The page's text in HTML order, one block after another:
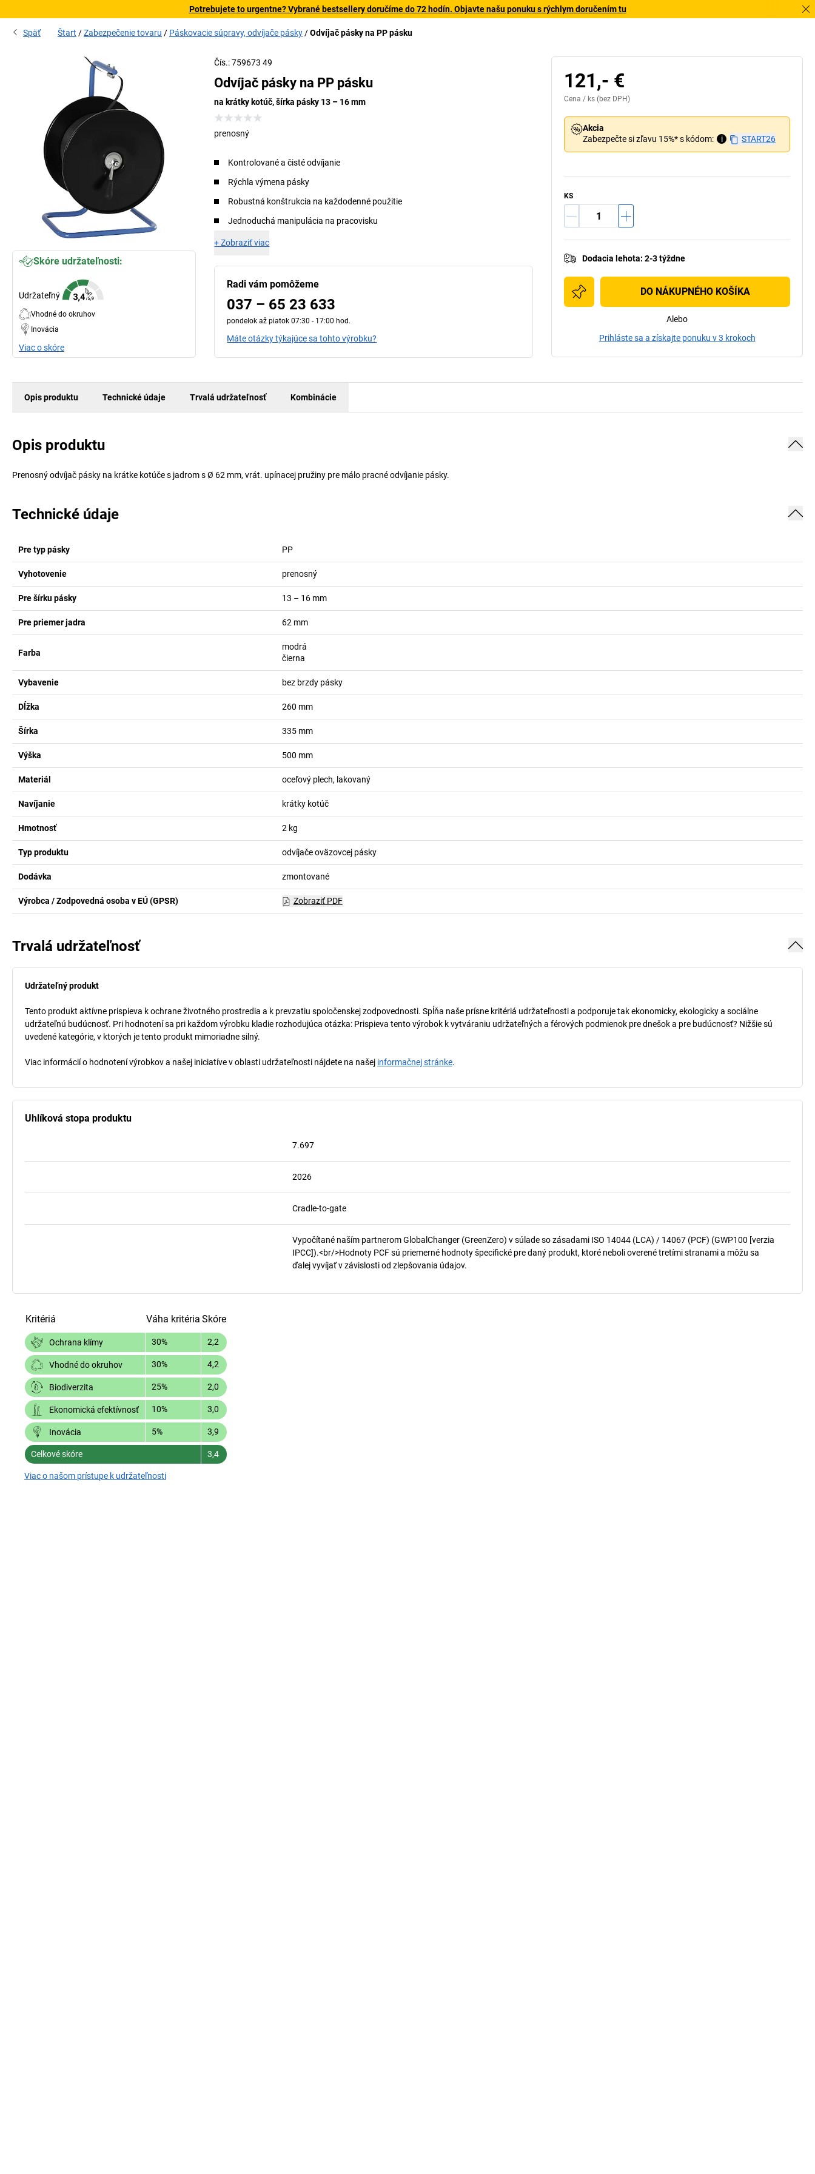
Potrebujete to urgentne? Vybrané bestsellery doručíme do 72 hodín. Objavte našu ponuku s rýchlym doručením tu
Späť Štart Zabezpečenie tovaru Páskovacie súpravy, odvíjače pásky Odvíjač pásky na PP pásku
Skóre udržateľnosti:
Udržateľný
Vhodné do okruhov
Inovácia
Viac o skóre
Čís.: 759673 49
Odvíjač pásky na PP pásku
na krátky kotúč, šírka pásky 13 – 16 mm
prenosný
Kontrolované a čisté odvíjanie
Rýchla výmena pásky
Robustná konštrukcia na každodenné použitie
Jednoduchá manipulácia na pracovisku
+Zobraziť viac
Radi vám pomôžeme
037 – 65 23 633
pondelok až piatok 07:30 - 17:00 hod.
Máte otázky týkajúce sa tohto výrobku?
121,- €
Cena / ks (bez DPH)
Akcia
Zabezpečte si zľavu 15%* s kódom:
i START26
KS
Dodacia lehota:2-3 týždne
DO NÁKUPNÉHO KOŠÍKA
Alebo
Prihláste sa a získajte ponuku v 3 krokoch
Opis produktu Technické údaje Trvalá udržateľnosť Kombinácie
Opis produktu
Prenosný odvíjač pásky na krátke kotúče s jadrom s Ø 62 mm, vrát. upínacej pružiny pre málo pracné odvíjanie pásky.
Technické údaje
Pre typ pásky PP
Vyhotovenie prenosný
Pre šírku pásky 13 – 16 mm
Pre priemer jadra 62 mm
Farba
modrá
čierna
Vybavenie bez brzdy pásky
Dĺžka 260 mm
Šírka 335 mm
Výška 500 mm
Materiál oceľový plech, lakovaný
Navíjanie krátky kotúč
Hmotnosť 2 kg
Typ produktu odvíjače oväzovcej pásky
Dodávka zmontované
Výrobca / Zodpovedná osoba v EÚ (GPSR) Zobraziť PDF
Trvalá udržateľnosť
Udržateľný produkt
Tento produkt aktívne prispieva k ochrane životného prostredia a k prevzatiu spoločenskej zodpovednosti. Spĺňa naše prísne kritériá udržateľnosti a podporuje tak ekonomicky, ekologicky a sociálne
udržateľnú budúcnosť. Pri hodnotení sa pri každom výrobku kladie rozhodujúca otázka: Prispieva tento výrobok k vytváraniu udržateľných a férových podmienok pre dnešok a pre budúcnosť? Nižšie sú
uvedené kategórie, v ktorých je tento produkt mimoriadne silný.
Viac informácií o hodnotení výrobkov a našej iniciatíve v oblasti udržateľnosti nájdete na našej informačnej stránke.
Uhlíková stopa produktu
7.697
2026
Cradle-to-gate
Vypočítané naším partnerom GlobalChanger (GreenZero) v súlade so zásadami ISO 14044 (LCA) / 14067 (PCF) (GWP100 [verzia
IPCC]).<br/>Hodnoty PCF sú priemerné hodnoty špecifické pre daný produkt, ktoré neboli overené tretími stranami a môžu sa
ďalej vyvíjať v závislosti od zlepšovania údajov.
Kritériá Váha kritéria Skóre
Ochrana klímy 30% 2,2
Vhodné do okruhov 30% 4,2
Biodiverzita 25% 2,0
Ekonomická efektívnosť 10% 3,0
Inovácia 5% 3,9
Celkové skóre 3,4
Viac o našom prístupe k udržateľnosti